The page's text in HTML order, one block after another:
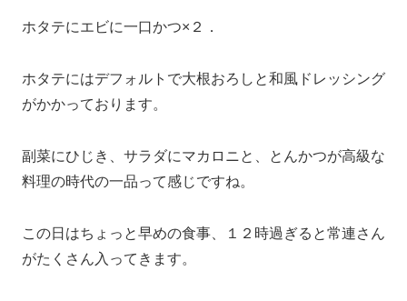
ホタテにエビに一口かつ×２．
ホタテにはデフォルトで大根おろしと和風ドレッシング
がかかっております。
副菜にひじき、サラダにマカロニと、とんかつが高級な
料理の時代の一品って感じですね。
この日はちょっと早めの食事、１２時過ぎると常連さん
がたくさん入ってきます。